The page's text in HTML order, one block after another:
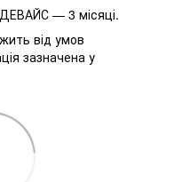
— 3 місяці.
від умов
зазначена у